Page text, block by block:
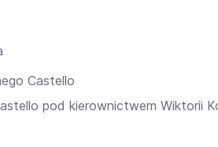
Castello
pod kierownictwem Wiktorii